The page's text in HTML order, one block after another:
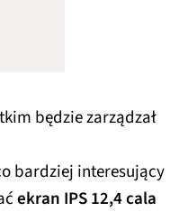
będzie zarządzał
bardziej interesujący
ekran IPS 12,4 cala